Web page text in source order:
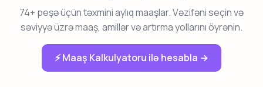
74+ peşə üçün təxmini aylıq maaşlar. Vəzifəni seçin və
səviyyə üzrə maaş, amillər və artırma yollarını öyrənin.
⚡ Maaş Kalkulyatoru ilə hesabla →